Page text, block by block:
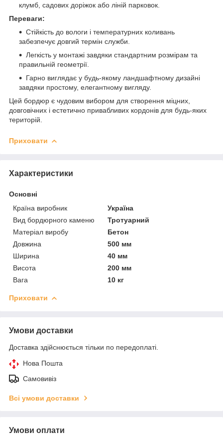
клумб, садових доріжок або ліній парковок.
Переваги:
Стійкість до вологи і температурних коливань
забезпечує довгий термін служби.
Легкість у монтажі завдяки стандартним розмірам та
правильній геометрії.
Гарно виглядає у будь-якому ландшафтному дизайні
завдяки простому, елегантному вигляду.
Цей бордюр є чудовим вибором для створення міцних,
довговічних і естетично привабливих кордонів для будь-яких
територій.
Приховати
Характеристики
Основні
Країна виробник
Україна
Вид бордюрного каменю
Тротуарний
Матеріал виробу
Бетон
Довжина
500 мм
Ширина
40 мм
Висота
200 мм
Вага
10 кг
Приховати
Умови доставки
Доставка здійснюється тільки по передоплаті.
Нова Пошта
Самовивіз
Всі умови доставки
Умови оплати